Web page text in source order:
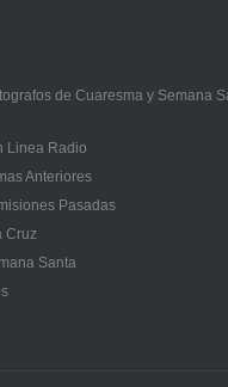
de Cuaresma y Semana
Linea Radio
Anteriores
Pasadas
Cruz
Santa